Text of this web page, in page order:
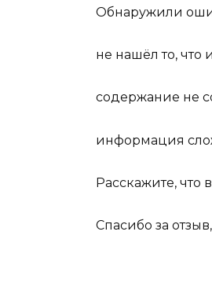
Обнаружили
не нашёл то, что
содержание не
информация
Расскажите, что
Спасибо за